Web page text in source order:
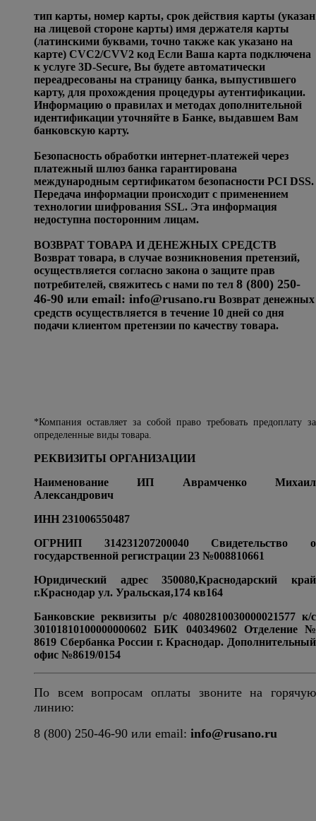
тип карты, номер карты, срок действия карты (указан
на лицевой стороне карты) имя держателя карты
(латинскими буквами, точно также как указано на
карте) CVC2/CVV2 код Если Ваша карта подключена
к услуге 3D-Secure, Вы будете автоматически
переадресованы на страницу банка, выпустившего
карту, для прохождения процедуры аутентификации.
Информацию о правилах и методах дополнительной
идентификации уточняйте в Банке, выдавшем Вам
банковскую карту.
Безопасность обработки интернет-платежей через
платежный шлюз банка гарантирована
международным сертификатом безопасности PCI DSS.
Передача информации происходит с применением
технологии шифрования SSL. Эта информация
недоступна посторонним лицам.
ВОЗВРАТ ТОВАРА И ДЕНЕЖНЫХ СРЕДСТВ
Возврат товара, в случае возникновения претензий,
осуществляется согласно закона о защите прав
потребителей, свяжитесь с нами по тел 8 (800) 250-
46-90 или email: info@rusano.ru Возврат денежных
средств осуществляется в течение 10 дней со дня
подачи клиентом претензии по качеству товара.
*Компания оставляет за собой право требовать предоплату за
определенные виды товара.
РЕКВИЗИТЫ ОРГАНИЗАЦИИ
Наименование ИП Аврамченко Михаил
Александрович
ИНН 231006550487
ОГРНИП 314231207200040 Свидетельство о
государственной регистрации 23 №008810661
Юридический адрес 350080,Краснодарский край
г.Краснодар ул. Уральская,174 кв164
Банковские реквизиты р/с 40802810030000021577 к/с
30101810100000000602 БИК 040349602 Отделение №
8619 Сбербанка России г. Краснодар. Дополнительный
офис №8619/0154
По всем вопросам оплаты звоните на горячую
линию:
8 (800) 250-46-90 или email: info@rusano.ru